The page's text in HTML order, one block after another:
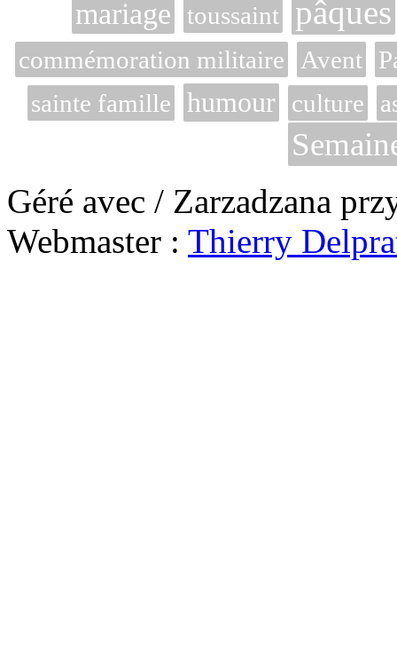
mariage toussaint pâques
commémoration militaire Avent
sainte famille humour culture
Géré avec / Zarzadzana
Webmaster : Thierry